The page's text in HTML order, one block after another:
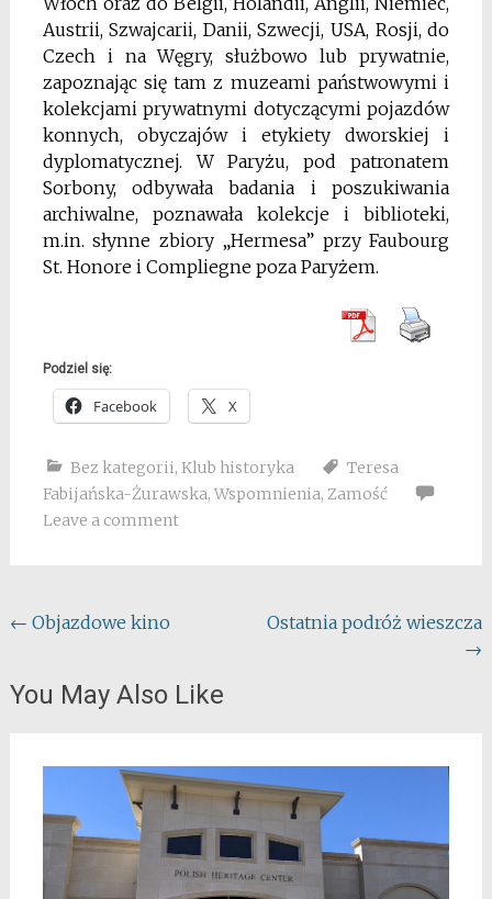
Austrii, Szwajcarii, Danii, Szwecji, USA, Rosji, do
Czech i na Węgry, służbowo lub prywatnie,
zapoznając się tam z muzeami państwowymi i
kolekcjami prywatnymi dotyczącymi pojazdów
konnych, obyczajów i etykiety dworskiej i
dyplomatycznej. W Paryżu, pod patronatem
Sorbony, odbywała badania i poszukiwania
archiwalne, poznawała kolekcje i biblioteki,
m.in. słynne zbiory „Hermesa” przy Faubourg
St. Honore i Compliegne poza Paryżem.
Podziel się:
Facebook X
Bez kategorii, Klub historyka
Teresa
Fabijańska-Żurawska, Wspomnienia, Zamość
Leave a comment
Post
← Objazdowe kino
Ostatnia podróż wieszcza
→
You May Also Like